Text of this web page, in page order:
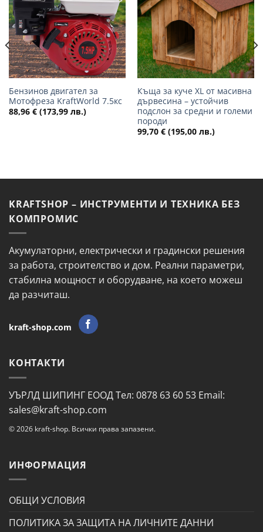
желани
Бензинов двигател за
Мотофреза KraftWorld 7.5кс
88,96 € (173,99 лв.)
желани
Къща за куче XL от масивна
дървесина – устойчив
подслон за средни и големи
породи
99,70 € (195,00 лв.)
KRAFTSHOP – ИНСТРУМЕНТИ И ТЕХНИКА БЕЗ
КОМПРОМИС
Акумулаторни, електрически и градински решения
за работа, строителство и дом. Реални параметри,
стабилна мощност и оборудване, на което можеш
да разчиташ.
kraft-shop.com
КОНТАКТИ
УЪРЛД ШИПИНГ ЕООД Тел: 0878 63 60 53 Email:
sales@kraft-shop.com
© 2026 kraft-shop. Всички права запазени.
ИНФОРМАЦИЯ
ОБЩИ УСЛОВИЯ
ПОЛИТИКА ЗА ЗАЩИТА НА ЛИЧНИТЕ ДАННИ